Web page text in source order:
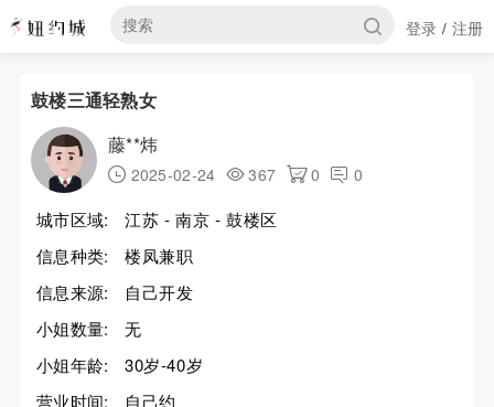
登录 / 注册
鼓楼三通轻熟女
藤**炜
2025-02-24 367 0 0
城市区域:
江苏 - 南京 - 鼓楼区
信息种类:
楼凤兼职
信息来源:
自己开发
小姐数量:
无
小姐年龄:
30岁-40岁
营业时间:
自己约